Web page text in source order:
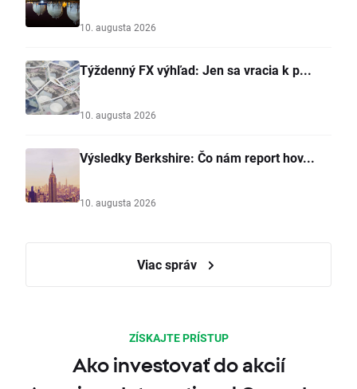
10. augusta 2026
Týždenný FX výhľad: Jen sa vracia k p...
10. augusta 2026
Výsledky Berkshire: Čo nám report hov...
10. augusta 2026
Viac správ
ZÍSKAJTE PRÍSTUP
Ako investovať do akcií